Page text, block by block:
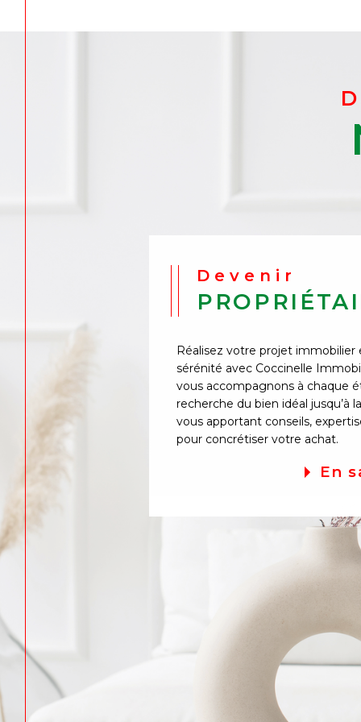
Devenir
Réalisez votre projet immobilier
sérénité avec Coccinelle
vous accompagnons à chaque
recherche du bien idéal jusqu’à
vous apportant conseils,
pour concrétiser votre achat.
En